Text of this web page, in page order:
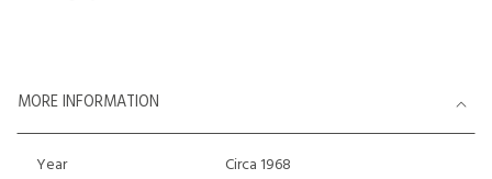
MORE INFORMATION
Year
Circa 1968